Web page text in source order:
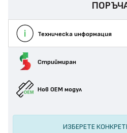
Техническа информация
Стриймиран
Нов ОЕМ модул
ИЗБЕРЕТЕ